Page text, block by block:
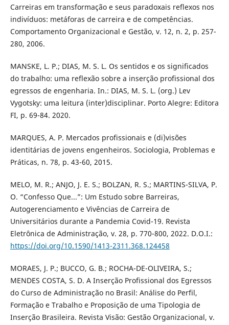
Carreiras em transformação e seus paradoxais reflexos nos
indivíduos: metáforas de carreira e de competências.
Comportamento Organizacional e Gestão, v. 12, n. 2, p. 257-
280, 2006.
MANSKE, L. P.; DIAS, M. S. L. Os sentidos e os significados
do trabalho: uma reflexão sobre a inserção profissional dos
egressos de engenharia. In.: DIAS, M. S. L. (org.) Lev
Vygotsky: uma leitura (inter)disciplinar. Porto Alegre: Editora
FI, p. 69-84. 2020.
MARQUES, A. P. Mercados profissionais e (di)visões
identitárias de jovens engenheiros. Sociologia, Problemas e
Práticas, n. 78, p. 43-60, 2015.
MELO, M. R.; ANJO, J. E. S.; BOLZAN, R. S.; MARTINS-SILVA, P.
O. “Confesso Que...”: Um Estudo sobre Barreiras,
Autogerenciamento e Vivências de Carreira de
Universitários durante a Pandemia Covid-19. Revista
Eletrônica de Administração, v. 28, p. 770-800, 2022. D.O.I.:
https://doi.org/10.1590/1413-2311.368.124458
MORAES, J. P.; BUCCO, G. B.; ROCHA-DE-OLIVEIRA, S.;
MENDES COSTA, S. D. A Inserção Profissional dos Egressos
do Curso de Administração no Brasil: Análise do Perfil,
Formação e Trabalho e Proposição de uma Tipologia de
Inserção Brasileira. Revista Visão: Gestão Organizacional, v.